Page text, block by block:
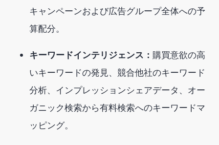
キャンペーンおよび広告グループ全体への予
算配分。
キーワードインテリジェンス： 購買意欲の高
いキーワードの発見、競合他社のキーワード
分析、インプレッションシェアデータ、オー
ガニック検索から有料検索へのキーワードマ
ッピング。